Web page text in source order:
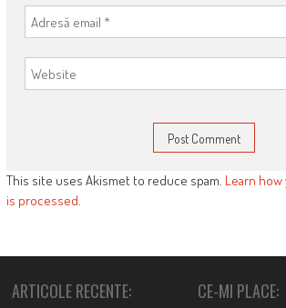
This site uses Akismet to reduce spam. Learn
is processed.
ARTICOLE RECENTE: CE-MI PLACE: